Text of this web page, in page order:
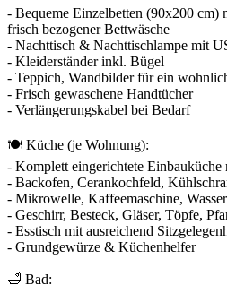
- Bequeme Einzelbetten (90x200 cm)
frisch bezogener Bettwäsche
- Nachttisch & Nachttischlampe mit
- Kleiderständer inkl. Bügel
- Teppich, Wandbilder für ein
- Frisch gewaschene Handtücher
- Verlängerungskabel bei Bedarf
🍽️ Küche (je Wohnung):
- Komplett eingerichtete Einbauküche
- Backofen, Cerankochfeld,
- Mikrowelle, Kaffeemaschine,
- Geschirr, Besteck, Gläser, Töpfe,
- Esstisch mit ausreichend
- Grundgewürze & Küchenhelfer
🛁 Bad: